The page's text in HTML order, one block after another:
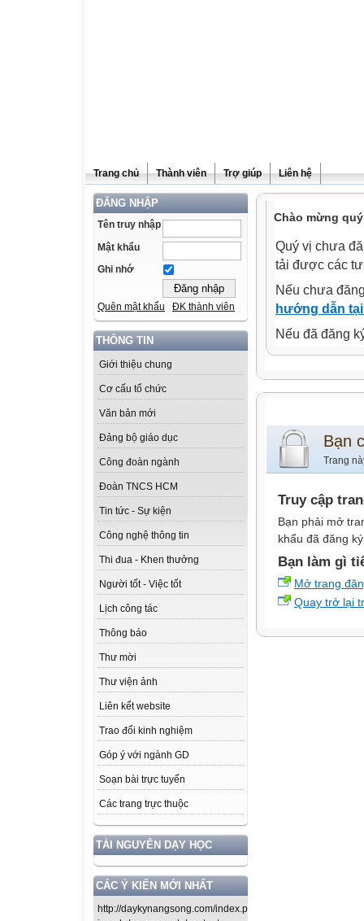
Trang chủ Thành viên Trợ giúp Liên hệ
ĐĂNG NHẬP
Tên truy nhập
Mật khẩu
Ghi nhớ
Quên mật khẩu ĐK thành viên
THÔNG TIN
Giới thiệu chung
Cơ cấu tổ chức
Văn bản mới
Đảng bộ giáo dục
Công đoàn ngành
Đoàn TNCS HCM
Tin tức - Sự kiện
Công nghệ thông tin
Thi đua - Khen thưởng
Người tốt - Việc tốt
Lịch công tác
Thông báo
Thư mời
Thư viện ảnh
Liên kết website
Trao đổi kinh nghiệm
Góp ý với ngành GD
Soạn bài trực tuyến
Các trang trực thuộc
TÀI NGUYÊN DẠY HỌC
CÁC Ý KIẾN MỚI NHẤT
http://daykynangsong.com/index.php/using-
Chào mừng
Quý vị chưa
tải được các
Nếu chưa
hướng dẫn
Nếu đã đăng
Bạn
Trang
Truy cập
Bạn phải mở
khẩu đã đăng
Bạn làm gì
Mở trang
Quay trở lại